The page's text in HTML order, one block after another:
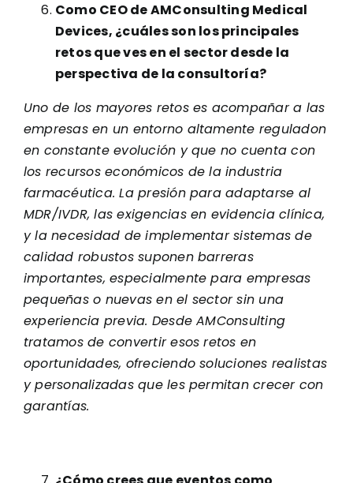
Como CEO de AMConsulting Medical
Devices, ¿cuáles son los principales
retos que ves en el sector desde la
perspectiva de la consultoría?
Uno de los mayores retos es acompañar a las
empresas en un entorno altamente reguladon
en constante evolución y que no cuenta con
los recursos económicos de la industria
farmacéutica. La presión para adaptarse al
MDR/IVDR, las exigencias en evidencia clínica,
y la necesidad de implementar sistemas de
calidad robustos suponen barreras
importantes, especialmente para empresas
pequeñas o nuevas en el sector sin una
experiencia previa. Desde AMConsulting
tratamos de convertir esos retos en
oportunidades, ofreciendo soluciones realistas
y personalizadas que les permitan crecer con
garantías.